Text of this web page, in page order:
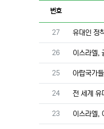
번호
번호
27 유대인 정
번호
26 이스라엘,
번호
25 아랍국가
번호
24 전 세계
번호
23 이스라엘,